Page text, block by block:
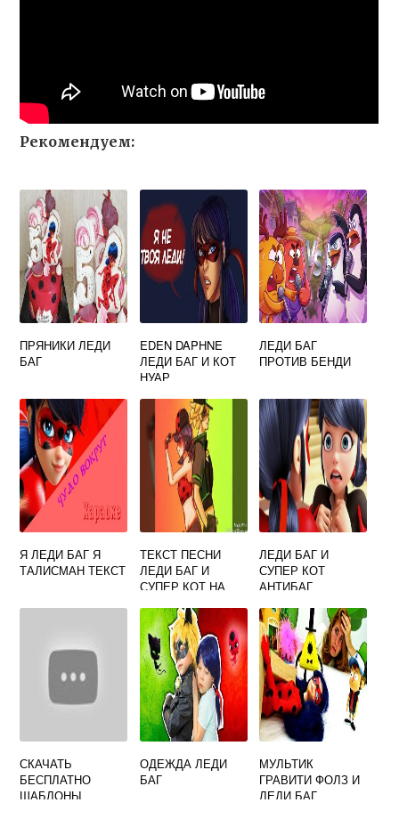
Рекомендуем:
ПРЯНИКИ ЛЕДИ
БАГ
EDEN DAPHNE
ЛЕДИ БАГ И КОТ
НУАР
ЛЕДИ БАГ
ПРОТИВ БЕНДИ
Я ЛЕДИ БАГ Я
ТАЛИСМАН ТЕКСТ
ТЕКСТ ПЕСНИ
ЛЕДИ БАГ И
СУПЕР КОТ НА
ЛЕДИ БАГ И
СУПЕР КОТ
АНТИБАГ
СКАЧАТЬ
БЕСПЛАТНО
ШАБЛОНЫ
ОДЕЖДА ЛЕДИ
БАГ
МУЛЬТИК
ГРАВИТИ ФОЛЗ И
ЛЕДИ БАГ